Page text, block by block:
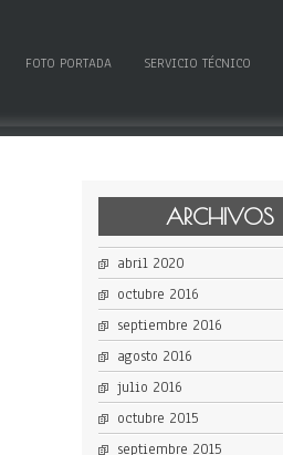
FOTO PORTADA SERVICIO TÉCNICO
ARCHIVOS
abril 2020
octubre 2016
septiembre 2016
agosto 2016
julio 2016
octubre 2015
septiembre 2015